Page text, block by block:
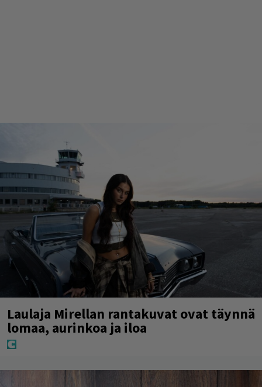
Laulaja Mirellan rantakuvat ovat täynnä
lomaa, aurinkoa ja iloa